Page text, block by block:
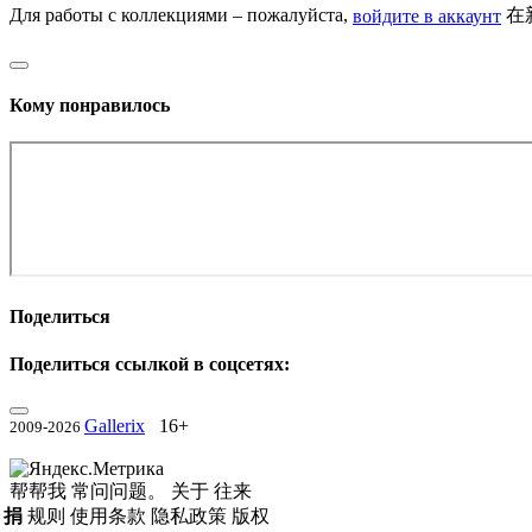
Для работы с коллекциями – пожалуйста, войдите в аккаунт 在
Кому понравилось
Поделиться
Поделиться ссылкой в соцсетях:
2009-2026 Gallerix 16+
帮帮我 常问问题。 关于 往来
捐 规则 使用条款 隐私政策 版权